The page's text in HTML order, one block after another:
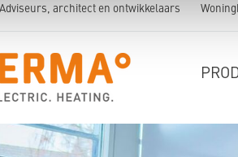
Adviseurs, architect en ontwikkelaars